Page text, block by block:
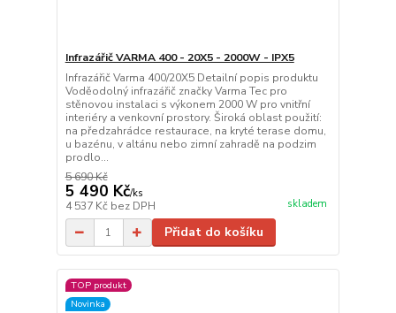
Infrazářič VARMA 400 - 20X5 - 2000W - IPX5
Infrazářič Varma 400/20X5 Detailní popis produktu
Voděodolný infrazářič značky Varma Tec pro
stěnovou instalaci s výkonem 2000 W pro vnitřní
interiéry a venkovní prostory. Široká oblast použití:
na předzahrádce restaurace, na kryté terase domu,
u bazénu, v altánu nebo zimní zahradě na podzim
prodlo...
5 690 Kč
5 490 Kč/ks
4 537 Kč bez DPH skladem
Přidat do košíku
TOP produkt
Novinka